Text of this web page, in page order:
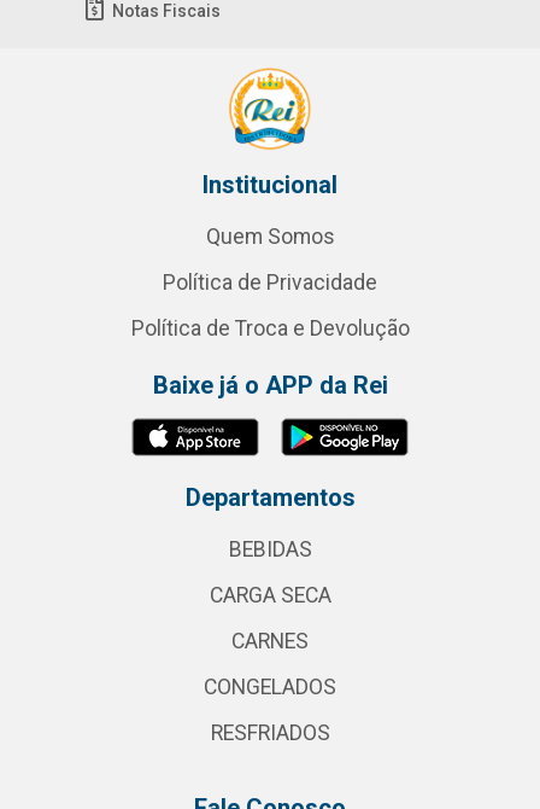
Notas Fiscais
Institucional
Quem Somos
Política de Privacidade
Política de Troca e Devolução
Baixe já o APP da Rei
Departamentos
BEBIDAS
CARGA SECA
CARNES
CONGELADOS
RESFRIADOS